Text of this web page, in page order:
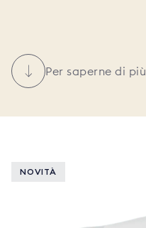
Per saperne di più
NOVITÀ